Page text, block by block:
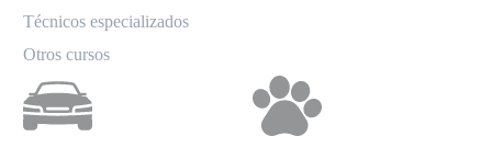
Técnicos especializados
Otros cursos